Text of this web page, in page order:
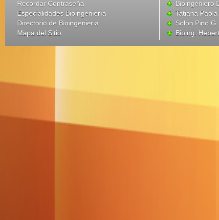
Recordar Contraseña
Especialidades Bioingeniería
Directorio de Bioingenieria
Mapa del Sitio
Bioingeniero
Tatiana Paola
Solón Pino
Bioing.